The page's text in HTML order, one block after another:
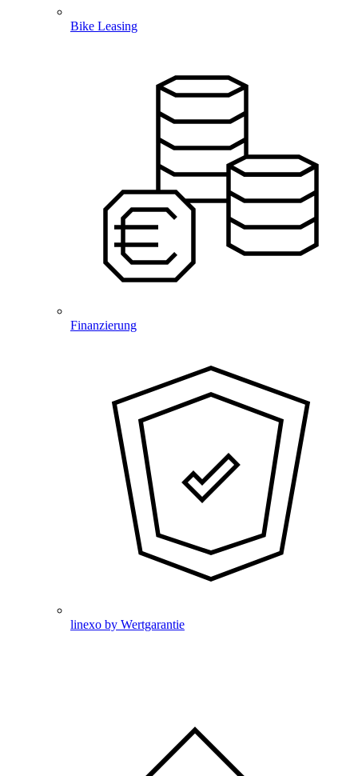
Bike Leasing
Finanzierung
linexo by Wertgarantie